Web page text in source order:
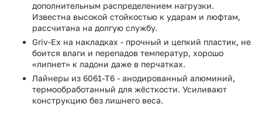
дополнительным распределением нагрузки.
Известна высокой стойкостью к ударам и люфтам,
рассчитана на долгую службу.
Griv-Ex на накладках - прочный и цепкий пластик, не
боится влаги и перепадов температур, хорошо
«липнет» к ладони даже в перчатках.
Лайнеры из 6061-T6 - анодированный алюминий,
термообработанный для жёсткости. Усиливают
конструкцию без лишнего веса.